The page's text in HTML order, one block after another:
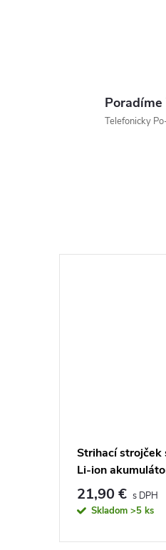
Poradíme
Telefonicky
Strihací strojček
Li-ion
21,90 €
Skladom >5 ks